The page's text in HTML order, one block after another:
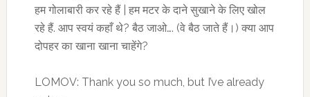
हम गोलाबारी कर रहे हैं | हम मटर के दाने सुखाने के लिए खोल
रहे हैं. आप स्वयं कहाँ थे? बैठ जाओ…. (वे बैठ जाते हैं।) क्या आप
दोपहर का खाना खाना चाहेंगे?
LOMOV: Thank you so much, but I’ve already